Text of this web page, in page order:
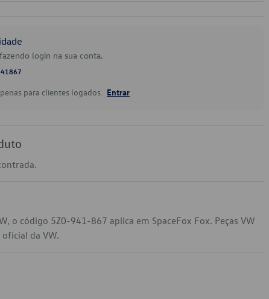
login na sua conta.
para clientes logados. Entrar
o código 5Z0-941-867 aplica em SpaceFox Fox. Peças VW
da VW.